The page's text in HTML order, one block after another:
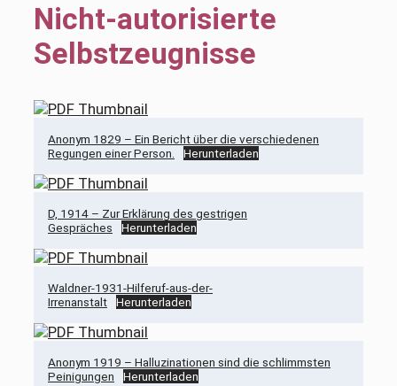
Nicht-autorisierte
Selbstzeugnisse
Anonym 1829 – Ein Bericht über die verschiedenen
Regungen einer Person.
Herunterladen
D, 1914 – Zur Erklärung des gestrigen
Gespräches
Herunterladen
Waldner-1931-Hilferuf-aus-der-
Irrenanstalt
Herunterladen
Anonym 1919 – Halluzinationen sind die schlimmsten
Peinigungen
Herunterladen